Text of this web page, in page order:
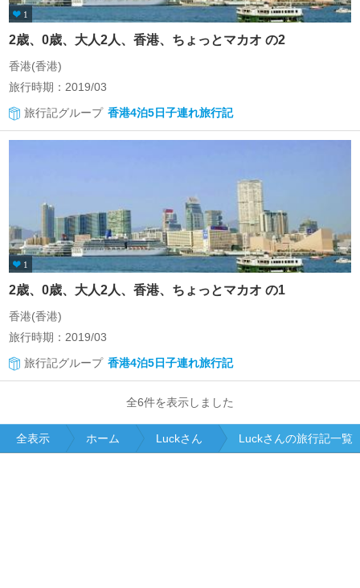
1
2歳、0歳、大人2人、香港、ちょっとマカオ の2
香港(香港)
旅行時期：2019/03
旅行記グループ 香港4泊5日子連れ旅行記
1
2歳、0歳、大人2人、香港、ちょっとマカオ の1
香港(香港)
旅行時期：2019/03
旅行記グループ 香港4泊5日子連れ旅行記
全6件を表示しました
全表示 ホーム Luckさん Luckさんの旅行記一覧